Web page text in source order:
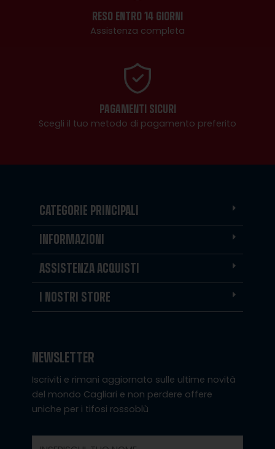
RESO ENTRO 14 GIORNI
Assistenza completa
PAGAMENTI SICURI
Scegli il tuo metodo di pagamento preferito
CATEGORIE PRINCIPALI
INFORMAZIONI
ASSISTENZA ACQUISTI
I NOSTRI STORE
NEWSLETTER
Iscriviti e rimani aggiornato sulle ultime novità
del mondo Cagliari e non perdere offere
uniche per i tifosi rossoblù